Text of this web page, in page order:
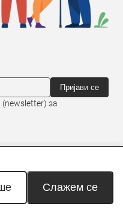
Слажем се
Пријави се
(newsletter) за